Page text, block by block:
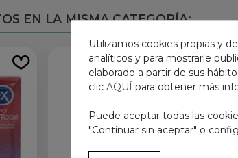
EN LA MISMA CATEGORÍA:
Utilizamos cookies propias y
analíticos y para mostrarle
elaborado a partir de sus
clic AQUÍ para obtener más
Puede aceptar todas las
"Continuar sin aceptar" o